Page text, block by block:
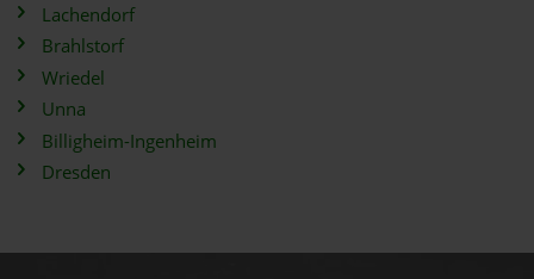
Lachendorf
Brahlstorf
Wriedel
Unna
Billigheim-Ingenheim
Dresden